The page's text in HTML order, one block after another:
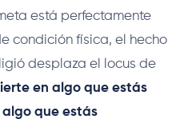
está perfectamente
condición física, el hecho
desplaza el locus de
en algo que estás
que estás